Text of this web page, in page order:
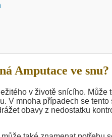
Amputace ve snu?
v životě snícího. Může
V mnoha případech se
obavy z nedostatku